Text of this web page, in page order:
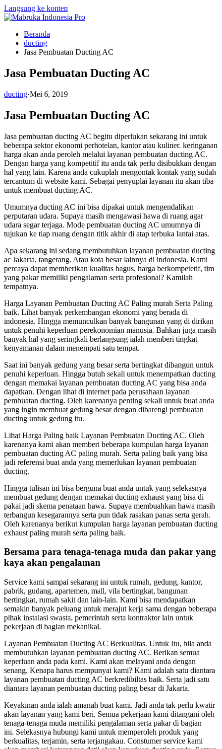
Langsung ke konten
Beranda
ducting
Jasa Pembuatan Ducting AC
Jasa Pembuatan Ducting AC
ducting·Mei 6, 2019
Jasa Pembuatan Ducting AC
Jasa pembuatan ducting AC begitu diperlukan sekarang ini untuk
beberapa sektor ekonomi perhotelan, kantor atau kuliner. keringanan
harga akan anda peroleh melalui layanan pembuatan ducting AC.
Dengan harga yang kompetitif itu anda tak perlu disibukkan dengan
hal yang lain. Karena anda cukuplah mengontak kontak yang sudah
tercantum di website kami. Sebagai penyuplai layanan itu akan tiba
untuk membuat ducting AC.
Umumnya ducting AC ini bisa dipakai untuk mengendalikan
perputaran udara. Supaya masih mengawasi hawa di ruang agar
udara segar terjaga. Mode pembuatan ducting AC umumnya di
tujukan ke tiap ruang dengan titik akhir di atap terbuka lantai atas.
Apa sekarang ini sedang membutuhkan layanan pembuatan ducting
ac Jakarta, tangerang. Atau kota besar lainnya di indonesia. Kami
percaya dapat memberikan kualitas bagus, harga berkompetetif, tim
yang pakar memiliki pengalaman serta profesional? Kamilah
tempatnya.
Harga Layanan Pembuatan Ducting AC Paling murah Serta Paling
baik. Lihat banyak perkembangan ekonomi yang berada di
indonesia. Hingga memunculkan banyak bangunan yang di dirikan
untuk penuhi keperluan perekonomian manusia. Bahkan juga masih
banyak hal yang seringkali berlangsung ialah memberi tingkat
kenyamanan dalam menempati satu tempat.
Saat ini banyak gedung yang besar serta bertingkat dibangun untuk
penuhi keperluan. Hingga butuh sekali untuk menempatkan ducting
dengan memakai layanan pembuatan ducting AC yang bisa anda
dapatkan. Dengan lihat di internet pada perusahaan layanan
pembuatan ducting. Oleh karenanya penting sekali untuk buat anda
yang ingin membuat gedung besar dengan dibarengi pembuatan
ducting untuk gedung itu.
Lihat Harga Paling baik Layanan Pembuatan Ducting AC. Oleh
karenanya kami akan memberi beberapa kumpulan harga layanan
pembuatan ducting AC paling murah. Serta paling baik yang bisa
jadi referensi buat anda yang memerlukan layanan pembuatan
ducting.
Hingga tulisan ini bisa berguna buat anda untuk yang selekasnya
membuat gedung dengan memakai ducting exhaust yang bisa di
pakai jadi skema penataan hawa. Supaya membuahkan hawa masih
terbangun kesegarannya serta pun tidak rasakan panas serta gerah.
Oleh karenanya berikut kumpulan harga layanan pembuatan ducting
exhaust paling murah serta paling baik.
Bersama para tenaga-tenaga muda dan pakar yang
kaya akan pengalaman
Service kami sampai sekarang ini untuk rumah, gedung, kantor,
pabrik, gudang, apartemen, mall, vila bertingkat, bangunan
bertingkat, rumah sakit dan lain-lain. Kami bisa mendapatkan
semakin banyak peluang untuk merajut kerja sama dengan beberapa
pihak instalasi swasta, pemerintah serta kontraktor lain untuk
pekerjaan di bagian mekanikal.
Layanan Pembuatan Ducting AC Berkualitas. Untuk Itu, bila anda
membutuhkan layanan pembuatan ducting AC. Berikan semua
keperluan anda pada kami. Kami akan melayani anda dengan
senang. Kenapa harus mempunyai kami? Kami adalah satu diantara
layanan pembuatan ducting AC berkredibiltas baik. Serta jadi satu
diantara layanan pembuatan ducting paling besar di Jakarta.
Keyakinan anda ialah amanah buat kami. Jadi anda tak perlu kwatir
akan layanan yang kami beri. Semua pekerjaan kami ditangani oleh
tenaga-tenaga muda memiliki pengalaman serta pakar di bagian
ini. Selekasnya hubungi kami untuk memperoleh produk yang
berkualitas, terjamin, serta terjangakau. Constumer service kami